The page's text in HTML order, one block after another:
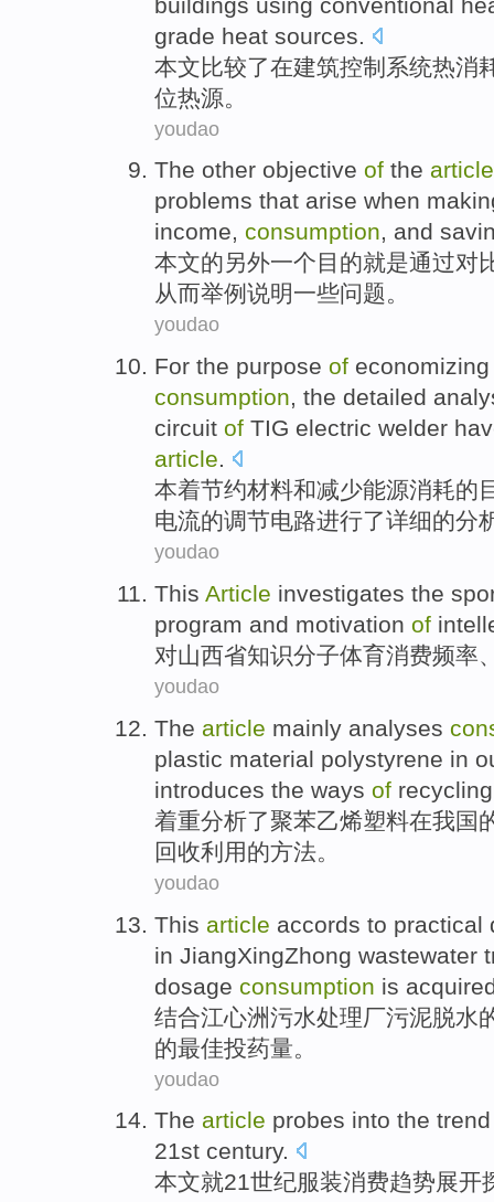
grade heat sources.
本文比较了在建筑控制 系统热消
位热源。
youdao
The other objective of the article
problems that arise when
income, consumption, and
本文的另外一个目的就是通过对
从而举例说明一些问题。
youdao
For the purpose of economizing
consumption, the detailed
circuit of TIG electric welder
article.
本着节约材料和减少能源消耗的
电流的调节电路进行了详细的分
youdao
This Article investigates the
program and motivation of
对山西省知识分子体育消费频率
youdao
The article mainly analyses
plastic material polystyrene in
introduces the ways of recycling
着重分析了聚苯乙烯塑料在我国
回收利用的方法。
youdao
This article accords to practical
in JiangXingZhong wastewater
dosage consumption is
结合江心洲污水处理厂污泥脱水
的最佳投药量。
youdao
The article probes into the trend
21st century.
本文就21世纪服装消费趋势展开